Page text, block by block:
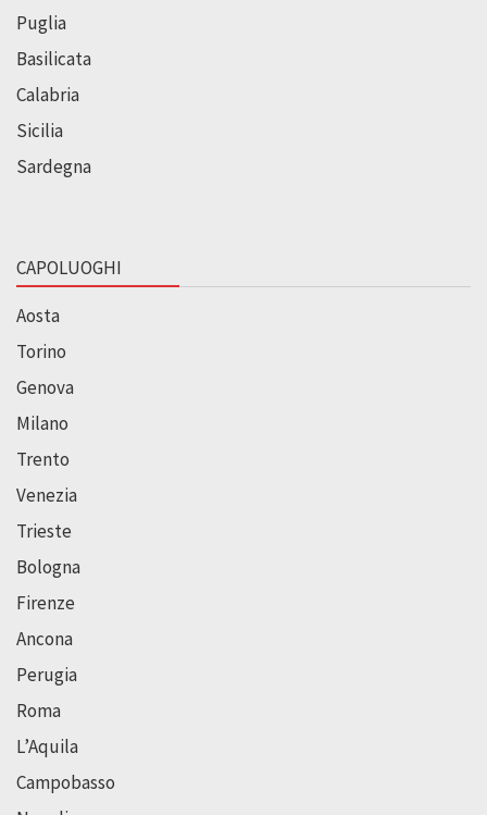
Puglia
Basilicata
Calabria
Sicilia
Sardegna
CAPOLUOGHI
Aosta
Torino
Genova
Milano
Trento
Venezia
Trieste
Bologna
Firenze
Ancona
Perugia
Roma
L’Aquila
Campobasso